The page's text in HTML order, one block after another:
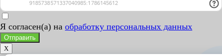
Я согласен(а) на обработку персональных данных
Отправить
X